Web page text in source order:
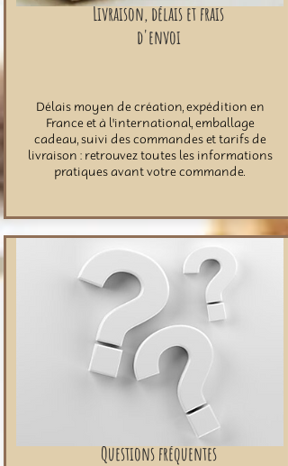
Livraison, délais et frais
d'envoi
Délais moyen de création, expédition en
France et à l'international, emballage
cadeau, suivi des commandes et tarifs de
livraison : retrouvez toutes les informations
pratiques avant votre commande.
Questions fréquentes